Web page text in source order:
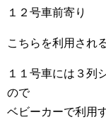
１２号車前寄り
こちらを利用され
１１号車には３列
ので
ベビーカーで利用